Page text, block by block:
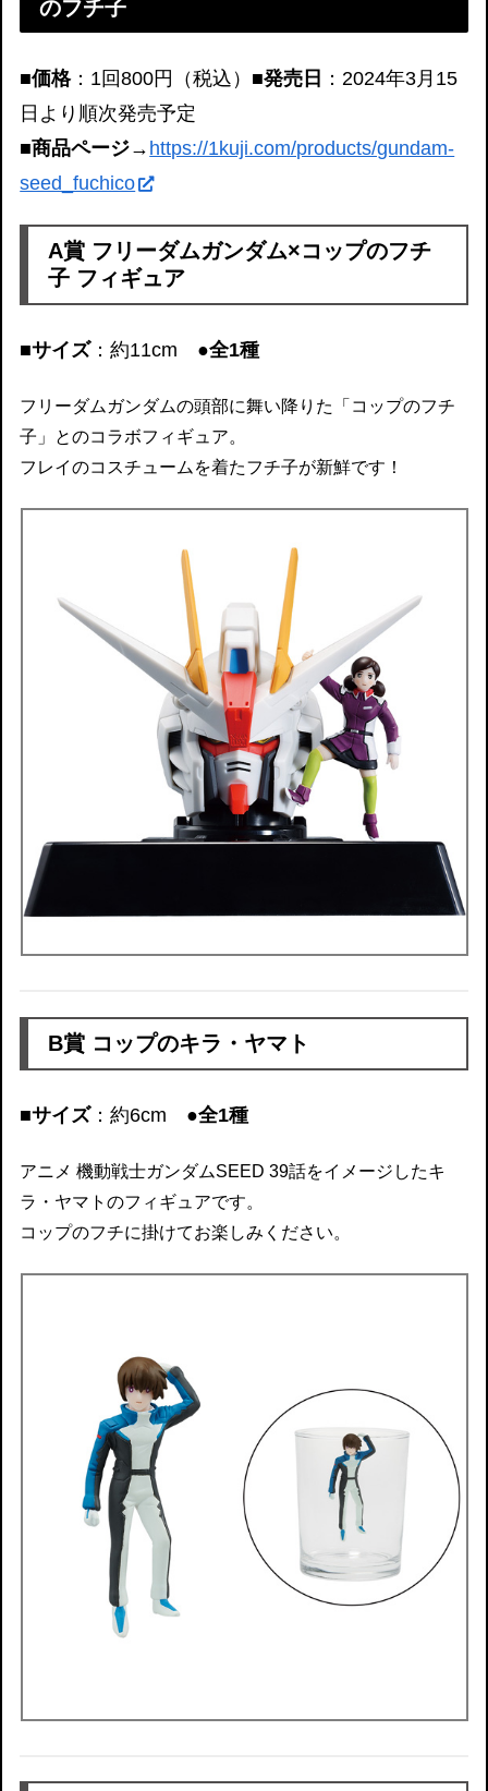
のフチ子
■価格：1回800円（税込） ■発売日 ：2024年3月15
日より順次発売予定
■商品ページ→ https://1kuji.com/products/gundam-
seed_fuchico
A賞 フリーダムガンダム×コップのフチ
子 フィギュア
■サイズ：約11cm ●全1種
フリーダムガンダムの頭部に舞い降りた「コップのフチ
子」とのコラボフィギュア。
フレイのコスチュームを着たフチ子が新鮮です！
B賞 コップのキラ・ヤマト
■サイズ：約6cm ●全1種
アニメ 機動戦士ガンダムSEED 39話をイメージしたキ
ラ・ヤマトのフィギュアです。
コップのフチに掛けてお楽しみください。